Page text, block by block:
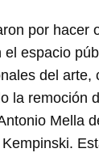
por hacer
el espacio
del arte,
la remoción
Mella